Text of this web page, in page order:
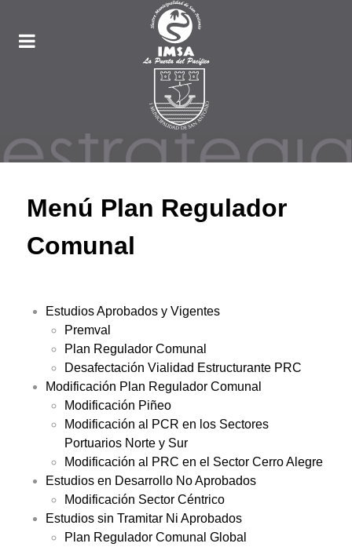
Menú Plan Regulador
Comunal
Estudios Aprobados y Vigentes
Premval
Plan Regulador Comunal
Desafectación Vialidad Estructurante PRC
Modificación Plan Regulador Comunal
Modificación Piñeo
Modificación al PCR en los Sectores
Portuarios Norte y Sur
Modificación al PRC en el Sector Cerro Alegre
Estudios en Desarrollo No Aprobados
Modificación Sector Céntrico
Estudios sin Tramitar Ni Aprobados
Plan Regulador Comunal Global